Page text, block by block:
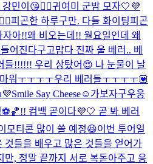
민이😘👍🏻귀여미 군밤 모자🤍💜
피곤한 하루구만. 다들 화이팅피곤
자아!!왜 비오는데!! 월요일인데 왜
어진다구고맙다 진짜 울 베러.. 베
들!!!!!! 우리 상탔어😍 나 눈물이 날
워ㅜㅜㅜㅜ우리 베러들ㅜㅜㅜㅜ💟
Smile Say Cheese☺️ 가보자구우웅
컴백 곧이다💜🤍 곧 봐 베러
티콘 많이 쓸 예정😆이번 투어일
것들을 배우고 많은 것들을 얻어가
만, 정말 끝까지 서로 복돋아주고 응